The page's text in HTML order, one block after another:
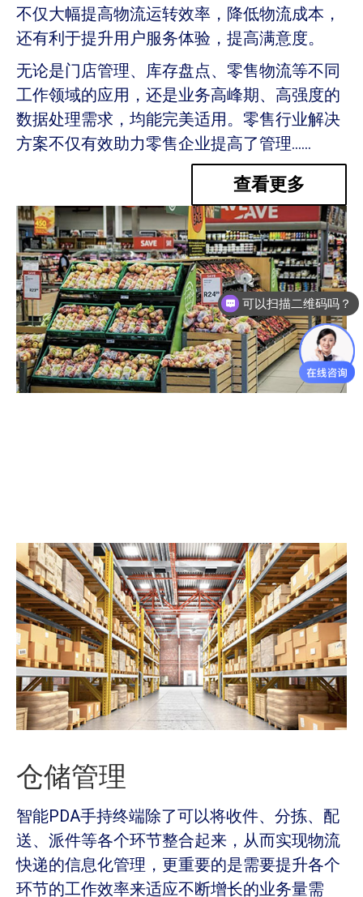
不仅大幅提高物流运转效率，降低物流成本，
还有利于提升用户服务体验，提高满意度。
无论是门店管理、库存盘点、零售物流等不同
工作领域的应用，还是业务高峰期、高强度的
数据处理需求，均能完美适用。零售行业解决
方案不仅有效助力零售企业提高了管理……
查看更多
仓储管理
智能PDA手持终端除了可以将收件、分拣、配
送、派件等各个环节整合起来，从而实现物流
快递的信息化管理，更重要的是需要提升各个
环节的工作效率来适应不断增长的业务量需
可以扫描二维码吗？